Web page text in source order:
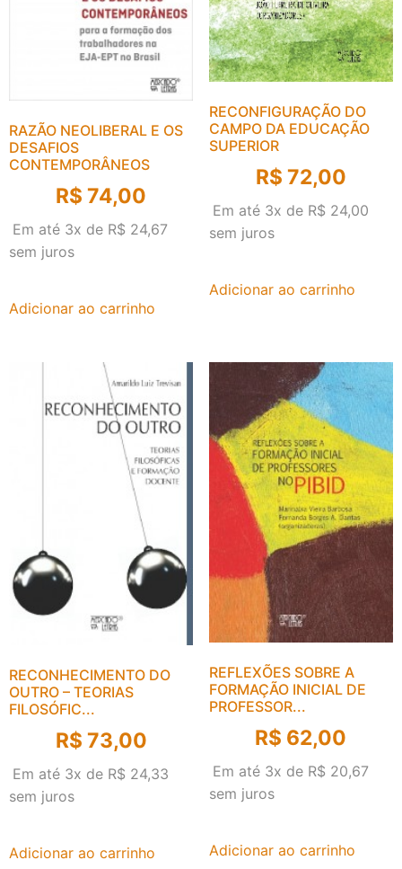
RAZÃO NEOLIBERAL E OS
DESAFIOS
CONTEMPORÂNEOS
R$ 74,00
Em até 3x de R$ 24,67
sem juros
Adicionar ao carrinho
RECONFIGURAÇÃO DO
CAMPO DA EDUCAÇÃO
SUPERIOR
R$ 72,00
Em até 3x de R$ 24,00
sem juros
Adicionar ao carrinho
RECONHECIMENTO DO
OUTRO – TEORIAS
FILOSÓFIC...
R$ 73,00
Em até 3x de R$ 24,33
sem juros
Adicionar ao carrinho
REFLEXÕES SOBRE A
FORMAÇÃO INICIAL DE
PROFESSOR...
R$ 62,00
Em até 3x de R$ 20,67
sem juros
Adicionar ao carrinho